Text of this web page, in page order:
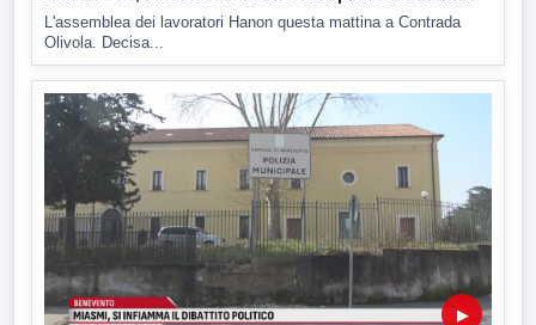
L'assemblea dei lavoratori Hanon questa mattina a Contrada
Olivola. Decisa...
▶